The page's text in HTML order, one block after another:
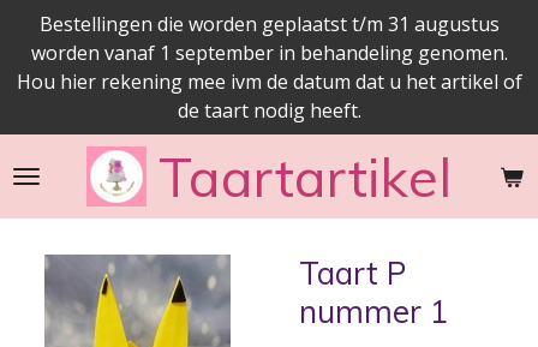
direct
naar
hoofdinhoud
Taartartikel
Bestellingen die worden geplaatst t/m 31 augustus
worden vanaf 1 september in behandeling genomen.
Hou hier rekening mee ivm de datum dat u het artikel of
de taart nodig heeft.
Taart P
nummer 1